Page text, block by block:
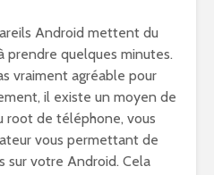
Android mettent du
prendre quelques minutes.
vraiment agréable pour
il existe un moyen de
root de téléphone, vous
vous permettant de
sur votre Android. Cela